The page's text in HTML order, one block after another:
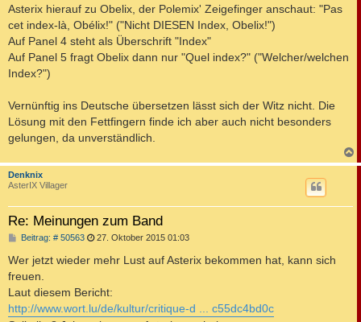
Asterix hierauf zu Obelix, der Polemix' Zeigefinger anschaut: "Pas
cet index-là, Obélix!" ("Nicht DIESEN Index, Obelix!")
Auf Panel 4 steht als Überschrift "Index"
Auf Panel 5 fragt Obelix dann nur "Quel index?" ("Welcher/welchen
Index?")
Vernünftig ins Deutsche übersetzen lässt sich der Witz nicht. Die
Lösung mit den Fettfingern finde ich aber auch nicht besonders
gelungen, da unverständlich.
a
Denknix
AsterIX Villager
Re: Meinungen zum Band
Beitrag: # 50563B
i
a
g
27. Oktober 2015 01:03
Wer jetzt wieder mehr Lust auf Asterix bekommen hat, kann sich
freuen.
Laut diesem Bericht:
http://www.wort.lu/de/kultur/critique-d ... c55dc4bd0c